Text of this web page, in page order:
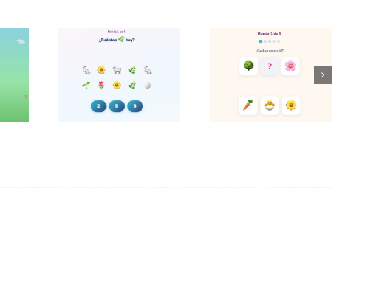
¿Cuántos
elementos hay?
¿Cuál desapareció?